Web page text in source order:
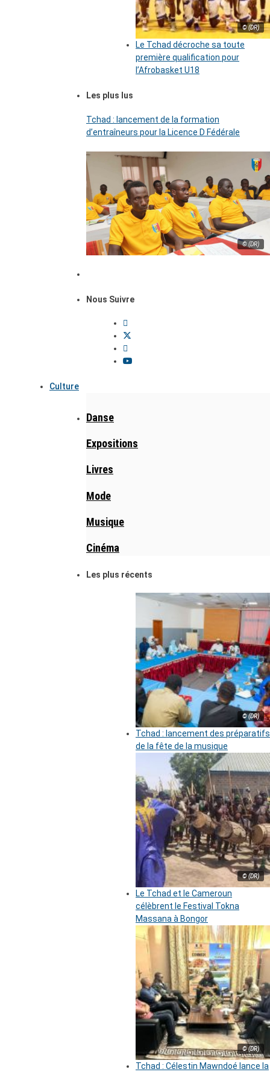
© (DR)
Le Tchad décroche sa toute
première qualification pour
l’Afrobasket U18
Les plus lus
Tchad : lancement de la formation
d’entraîneurs pour la Licence D Fédérale
© (DR)
Nous Suivre
Culture
Danse
Expositions
Livres
Mode
Musique
Cinéma
Les plus récents
© (DR)
Tchad : lancement des préparatifs
de la fête de la musique
© (DR)
Le Tchad et le Cameroun
célèbrent le Festival Tokna
Massana à Bongor
© (DR)
Tchad : Célestin Mawndoé lance la